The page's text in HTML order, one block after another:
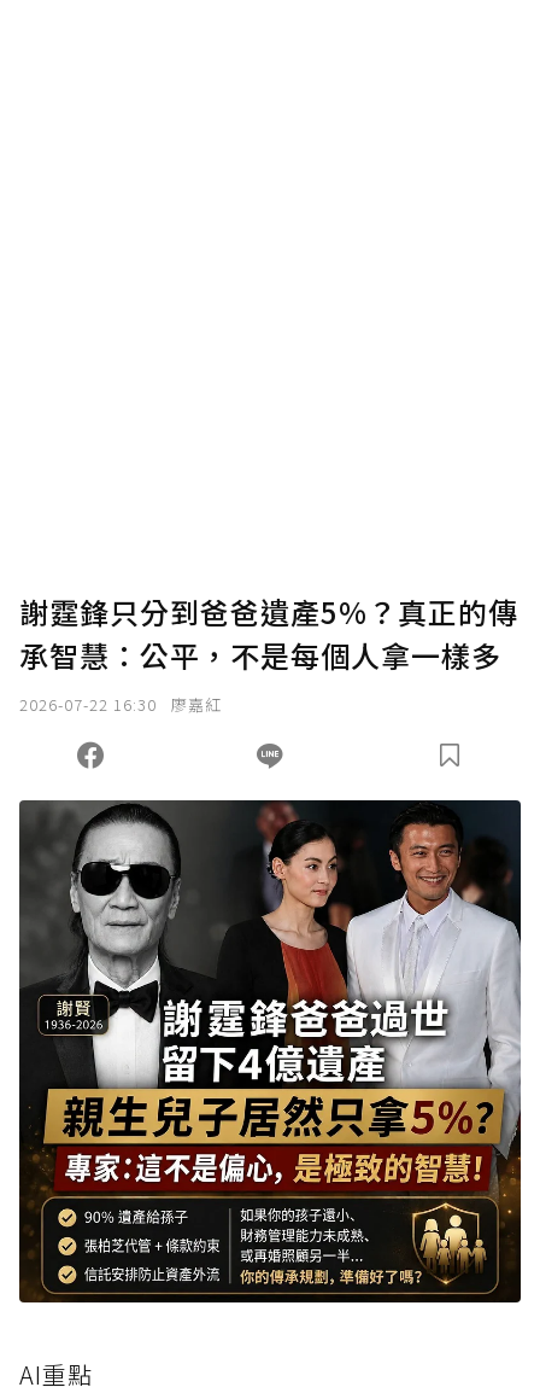
謝霆鋒只分到爸爸遺產5%？真正的傳
承智慧：公平，不是每個人拿一樣多
2026-07-22 16:30 廖嘉紅
AI重點